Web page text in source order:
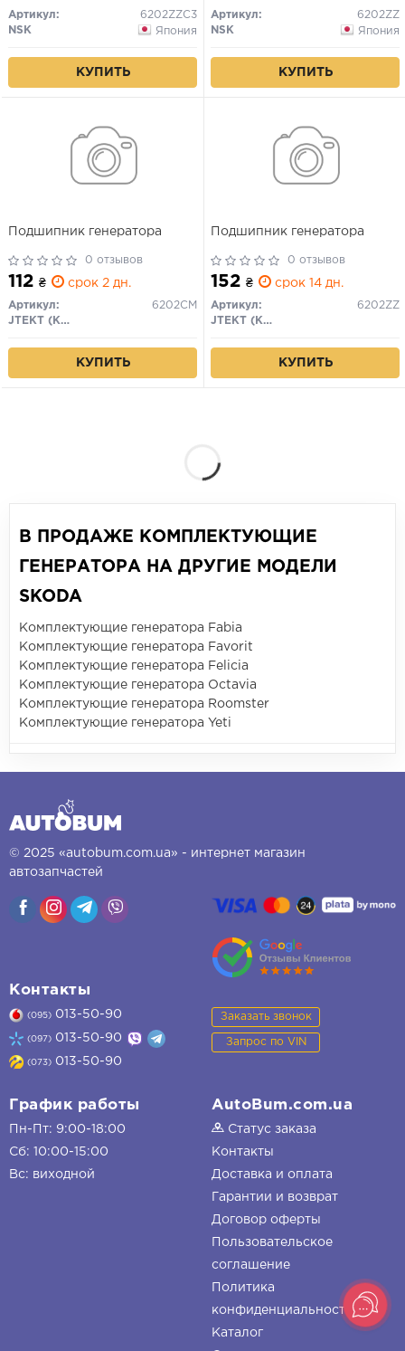
Артикул:
6202ZZC3
NSK
Япония
КУПИТЬ
Артикул:
6202ZZ
NSK
Япония
КУПИТЬ
Подшипник генератора
0 отзывов
112 ₴ срок 2 дн.
Артикул:
6202CM
JTEKT (Koyo)
КУПИТЬ
Подшипник генератора
0 отзывов
152 ₴ срок 14 дн.
Артикул:
6202ZZ
JTEKT (Koyo)
КУПИТЬ
В ПРОДАЖЕ КОМПЛЕКТУЮЩИЕ
ГЕНЕРАТОРА НА ДРУГИЕ МОДЕЛИ
SKODA
Комплектующие генератора Fabia
Комплектующие генератора Favorit
Комплектующие генератора Felicia
Комплектующие генератора Octavia
Комплектующие генератора Roomster
Комплектующие генератора Yeti
© 2025 «autobum.com.ua» - интернет магазин
автозапчастей
Контакты
(095) 013-50-90
(097) 013-50-90
(073) 013-50-90
Заказать звонок
Запрос по VIN
График работы
Пн-Пт: 9:00-18:00
Сб: 10:00-15:00
Вс: виходной
AutoBum.com.ua
Статус заказа
Контакты
Доставка и оплата
Гарантии и возврат
Договор оферты
Пользовательское
соглашение
Политика
конфиденциальности
Каталог